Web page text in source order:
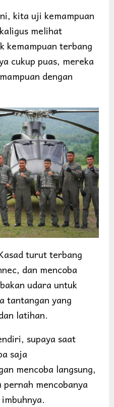
kita uji kemampuan
melihat
kemampuan terbang
cukup puas, mereka
dengan
turut terbang
dan mencoba
udara untuk
tantangan yang
latihan.
supaya saat
saja
mencoba langsung,
mencobanya